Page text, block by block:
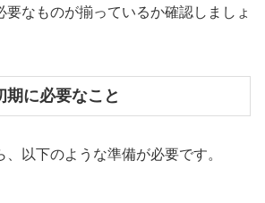
要なものが揃っているか確認しましょ
期に必要なこと
、以下のような準備が必要です。